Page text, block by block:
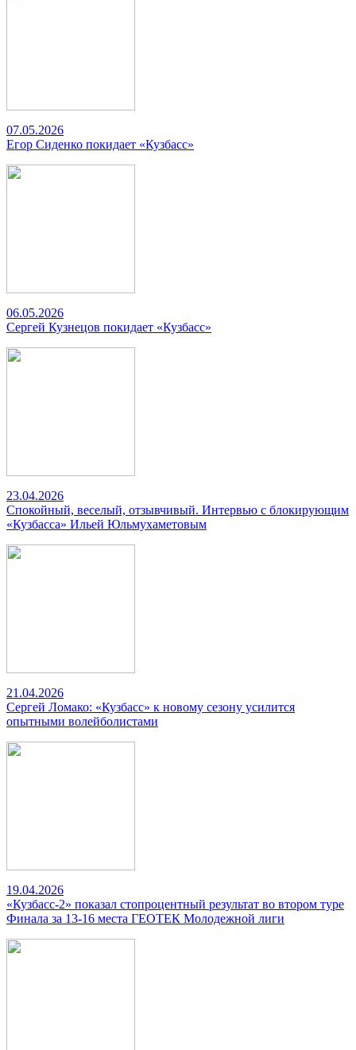
07.05.2026
Егор Сиденко покидает «Кузбасс»
06.05.2026
Сергей Кузнецов покидает «Кузбасс»
23.04.2026
Спокойный, веселый, отзывчивый. Интервью с блокирующим
«Кузбасса» Ильей Юльмухаметовым
21.04.2026
Сергей Ломако: «Кузбасс» к новому сезону усилится
опытными волейболистами
19.04.2026
«Кузбасс-2» показал стопроцентный результат во втором туре
Финала за 13-16 места ГЕОТЕК Молодежной лиги